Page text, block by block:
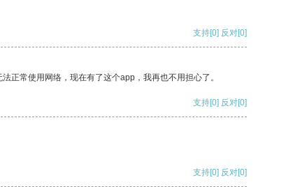
支持[0] 反对[0]
正常使用网络，现在有了这个app，我再也不用担心了。
支持[0] 反对[0]
支持[0] 反对[0]